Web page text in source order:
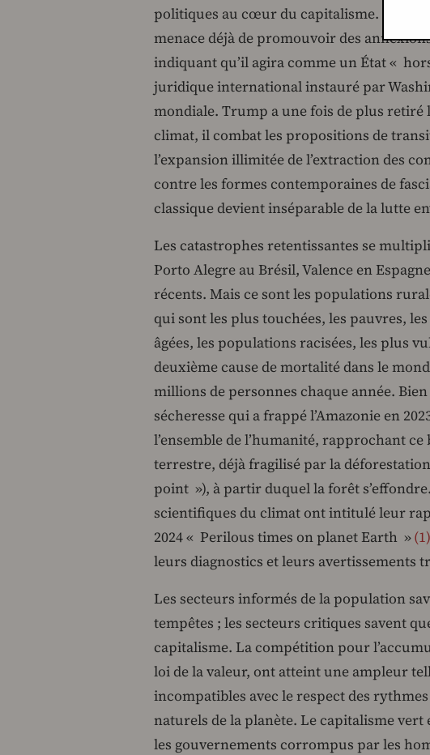
politiques au cœur du capitalisme. Le
menace déjà de promouvoir des
indiquant qu’il agira comme un État «
juridique international instauré par
mondiale. Trump a une fois de plus retiré
climat, il combat les propositions de
l’expansion illimitée de l’extraction des
contre les formes contemporaines de
classique devient inséparable de la lutte
Les catastrophes retentissantes se
Porto Alegre au Brésil, Valence en
récents. Mais ce sont les populations
qui sont les plus touchées, les pauvres,
âgées, les populations racisées, les plus
deuxième cause de mortalité dans le
millions de personnes chaque année.
sécheresse qui a frappé l’Amazonie en
l’ensemble de l’humanité, rapprochant
terrestre, déjà fragilisé par la
point »), à partir duquel la forêt
scientifiques du climat ont intitulé leur
2024 « Perilous times on planet Earth » 1
leurs diagnostics et leurs avertissements
Les secteurs informés de la population
tempêtes ; les secteurs critiques savent
capitalisme. La compétition pour
loi de la valeur, ont atteint une ampleur
incompatibles avec le respect des
naturels de la planète. Le capitalisme
les gouvernements corrompus par les